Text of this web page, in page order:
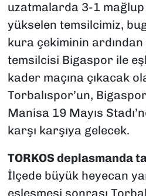
uzatmalarda 3-1
yükselen temsilcimiz,
kura çekiminin
temsilcisi Bigaspor ile
kader maçına çıkacak
Torbalıspor’un,
Manisa 19 Mayıs
karşı karşıya gelecek.
TORKOS deplasmanda
İlçede büyük heyecan
eşleşmesi sonrası